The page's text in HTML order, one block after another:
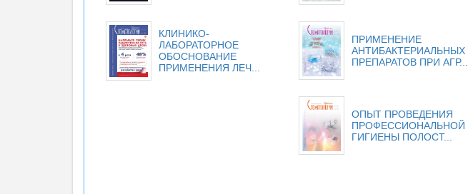
КЛИНИКО-
ЛАБОРАТОРНОЕ
ОБОСНОВАНИЕ
ПРИМЕНЕНИЯ ЛЕЧ...
ПРИМЕНЕНИЕ
АНТИБАКТЕРИАЛЬНЫХ
ПРЕПАРАТОВ ПРИ АГР...
ОПЫТ ПРОВЕДЕНИЯ
ПРОФЕССИОНАЛЬНОЙ
ГИГИЕНЫ ПОЛОСТ...